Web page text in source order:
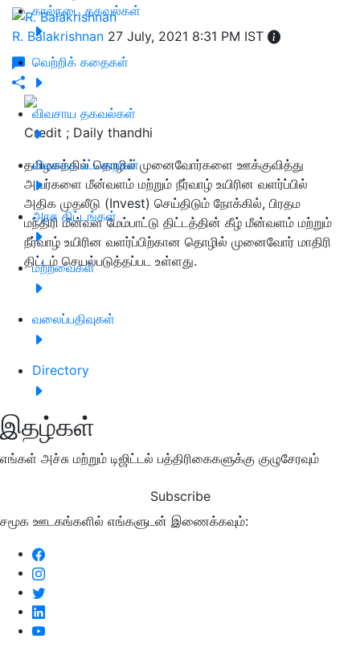
கால்நடை தகவல்கள்
வெற்றிக் கதைகள்
விவசாய தகவல்கள்
விவசாய பட்டறைகள்
அரசு திட்டங்கள்
மற்றவைகள்
வலைப்பதிவுகள்
Directory
இதழ்கள்
எங்கள் அச்சு மற்றும் டிஜிட்டல் பத்திரிகைகளுக்கு குழுசேரவும்
Subscribe
சமூக ஊடகங்களில் எங்களுடன் இணைக்கவும்:
R. Balakrishnan 27 July, 2021 8:31 PM IST
Credit ; Daily thandhi
தமிழகத்தில் தொழில் முனைவோர்களை ஊக்குவித்து
அவர்களை மீன்வளம் மற்றும் நீர்வாழ் உயிரின வளர்ப்பில்
அதிக முதலீடு (Invest) செய்திடும் நோக்கில், பிரதம
மந்திரி மீன்வள மேம்பாட்டு திட்டத்தின் கீழ் மீன்வளம் மற்றும்
நீர்வாழ் உயிரின வளர்ப்பிற்கான தொழில் முனைவோர் மாதிரி
திட்டம் செயல்படுத்தப்பட உள்ளது.